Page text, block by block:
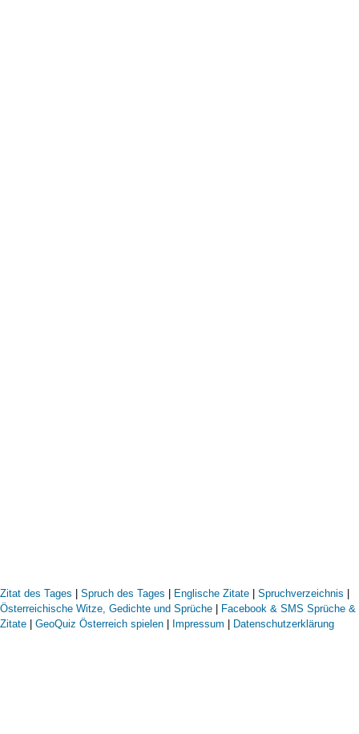
Zitat des Tages | Spruch des Tages | Englische Zitate | Spruchverzeichnis |
Österreichische Witze, Gedichte und Sprüche | Facebook & SMS Sprüche &
Zitate | GeoQuiz Österreich spielen | Impressum | Datenschutzerklärung